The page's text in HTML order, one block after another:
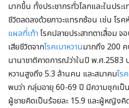
มากขึ้น ทั้งประชากรทั่วโลกและในปร
ชีวิตลดลงด้วยภาวะแทรกซ้อน เช่น โรค
แผลที่เท้าโรคปลายประสาทตาเสื่อม จ
เสียชีวิตจากโรคเบาหวานมากถึง 200
นานาชาติคาดการณ์ว่าในปี พ.ศ.2583
หวานสูงถึง 5.3 ล้านคน และสมาคมโร
พบว่า กลุ่มอายุ 60-69 ปี มีความชุกเป็
ผู้ชายคิดเป็นร้อยละ 15.9 และผู้หญิงคิ